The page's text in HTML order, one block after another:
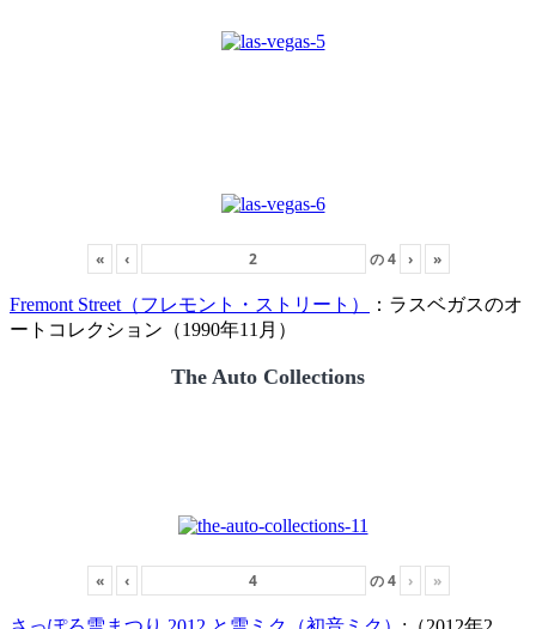
« ‹ の4 › »
Fremont Street（フレモント・ストリート）
：ラスベガスのオ
ートコレクション（1990年11月）
The Auto Collections
« ‹ の4 › »